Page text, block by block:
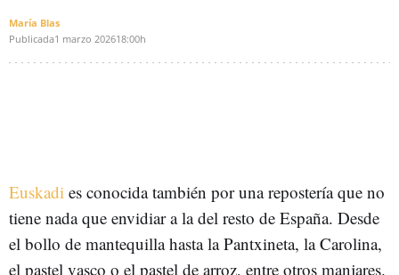
María Blas
Publicada1 marzo 202618:00h
Euskadi es conocida también por una repostería que no
tiene nada que envidiar a la del resto de España. Desde
el bollo de mantequilla hasta la Pantxineta, la Carolina,
el pastel vasco o el pastel de arroz, entre otros manjares.